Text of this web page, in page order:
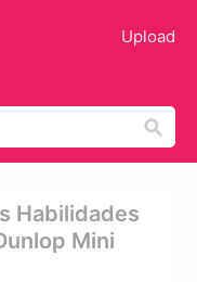
Upload
Habilidades
Mini